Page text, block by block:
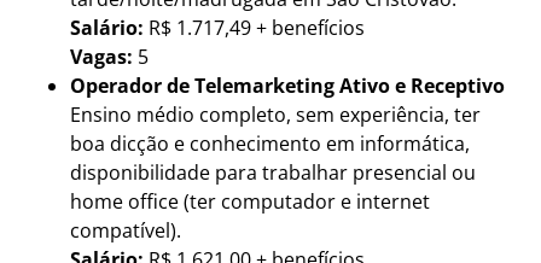
Salário: R$ 1.717,49 + benefícios
Vagas: 5
Operador de Telemarketing Ativo e Receptivo
Ensino médio completo, sem experiência, ter
boa dicção e conhecimento em informática,
disponibilidade para trabalhar presencial ou
home office (ter computador e internet
compatível).